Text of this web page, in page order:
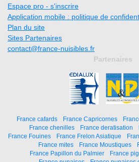
Espace pro - s'inscrire
Application mobile : politique de
Plan du site
Sites Partenaires
contact@france-nuisibles.fr
Partenaires
France cafards France Capricornes
France chenilles
France deratisation
France Fouines
France Frelon Asiatique
France mites
France Moustiques
France Papillon du Palmier
France